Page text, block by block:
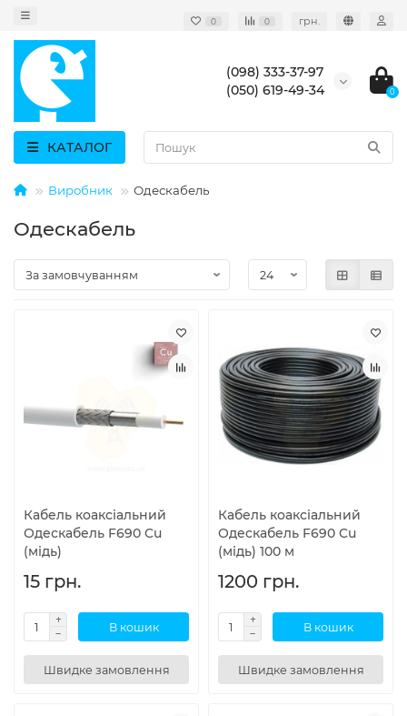
0 0 грн.
(098) 333-37-97
(050) 619-49-34
0
КАТАЛОГ
Виробник Одескабель
Одескабель
Кабель коаксіальний
Одескабель F690 Cu
(мідь)
15 грн.
В кошик
Швидке замовлення
Кабель коаксіальний
Одескабель F690 Cu
(мідь) 100 м
1200 грн.
В кошик
Швидке замовлення